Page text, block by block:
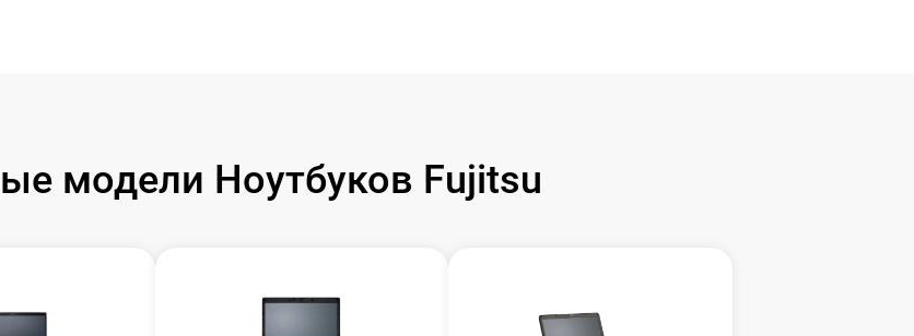
модели Ноутбуков Fujitsu